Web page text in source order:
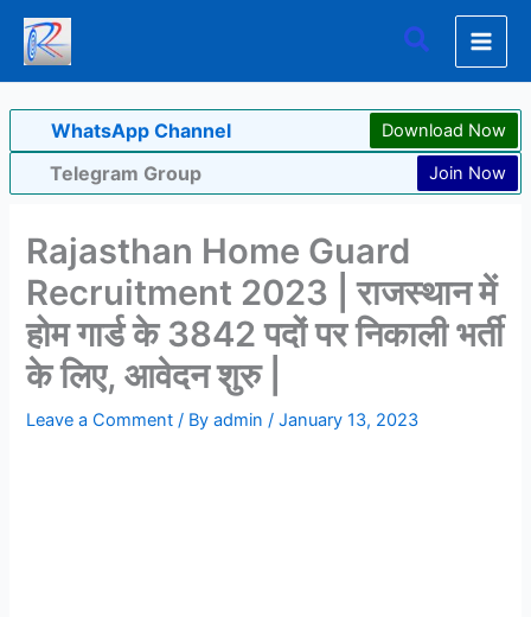
Skip
content
Search
WhatsApp Channel Download Now
Telegram Group Join Now
Rajasthan Home Guard
Recruitment 2023 | राजस्थान में
होम गार्ड के 3842 पदों पर निकाली भर्ती
के लिए, आवेदन शुरु |
Leave a Comment / Byadmin/January 13, 2023